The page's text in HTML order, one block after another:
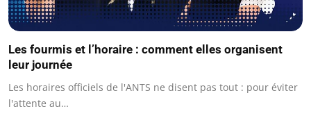
Les fourmis et l’horaire : comment elles organisent
leur journée
Les horaires officiels de l'ANTS ne disent pas tout : pour éviter
l'attente au…